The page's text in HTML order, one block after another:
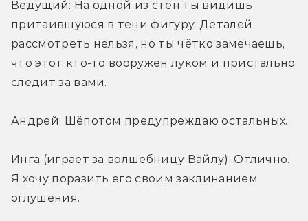
Ведущий: На одной из стен ты видишь
притаившуюся в тени фигуру. Деталей
рассмотреть нельзя, но ты чётко замечаешь,
что этот кто-то вооружён луком и пристально
следит за вами.
Андрей: Шёпотом предупреждаю остальных.
Инга (играет за волшебницу Вайлу): Отлично.
Я хочу поразить его своим заклинанием
оглушения.